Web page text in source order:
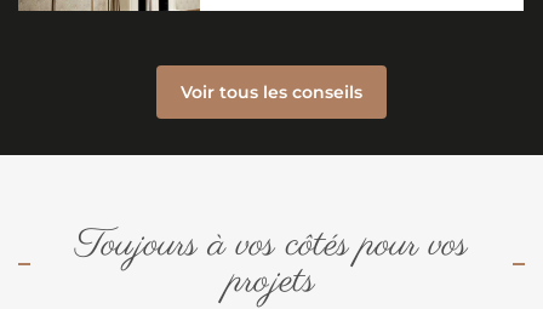
Voir tous les conseils
Toujours à vos côtés pour vos
projets